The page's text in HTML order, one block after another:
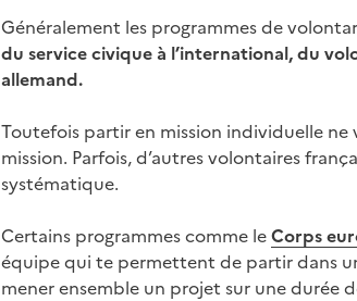
Généralement les programmes de
du service civique à l’international, du
allemand.
Toutefois partir en mission individuelle
mission. Parfois, d’autres volontaires
systématique.
Certains programmes comme leCorps
équipe qui te permettent de partir dans
mener ensemble un projet sur une durée